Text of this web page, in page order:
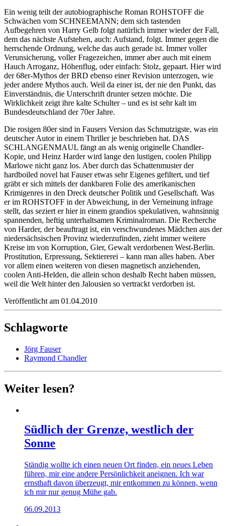
Ein wenig teilt der autobiographische Roman ROHSTOFF die
Schwächen vom SCHNEEMANN; dem sich tastenden
Aufbegehren von Harry Gelb folgt natürlich immer wieder der Fall,
dem das nächste Aufstehen, auch: Aufstand, folgt. Immer gegen die
herrschende Ordnung, welche das auch gerade ist. Immer voller
Verunsicherung, voller Fragezeichen, immer aber auch mit einem
Hauch Arroganz, Höhenflug, oder einfach: Stolz, gepaart. Hier wird
der 68er-Mythos der BRD ebenso einer Revision unterzogen, wie
jeder andere Mythos auch. Weil da einer ist, der nie den Punkt, das
Einverständnis, die Unterschrift drunter setzen möchte. Die
Wirklichkeit zeigt ihre kalte Schulter – und es ist sehr kalt im
Bundesdeutschland der 70er Jahre.
Die rosigen 80er sind in Fausers Version das Schmutzigste, was ein
deutscher Autor in einem Thriller je beschrieben hat. DAS
SCHLANGENMAUL fängt an als wenig originelle Chandler-
Kopie, und Heinz Harder wird lange den lustigen, coolen Philipp
Marlowe nicht ganz los. Aber durch das Schattenmuster der
hardboiled novel hat Fauser etwas sehr Eigenes gefiltert, und tief
gräbt er sich mittels der dankbaren Folie des amerikanischen
Krimigenres in den Dreck deutscher Politik und Gesellschaft. Was
er im ROHSTOFF in der Abweichung, in der Verneinung infrage
stellt, das seziert er hier in einem grandios spekulativen, wahnsinnig
spannenden, heftig unterhaltsamen Kriminalroman. Die Recherche
von Harder, der beauftragt ist, ein verschwundenes Mädchen aus der
niedersächsischen Provinz wiederzufinden, zieht immer weitere
Kreise im von Korruption, Gier, Gewalt verdorbenen West-Berlin.
Prostitution, Erpressung, Sektiererei – kann man alles haben. Aber
vor allem einen weiteren von diesen magnetisch anziehenden,
coolen Anti-Helden, die allein schon deshalb Recht haben müssen,
weil die Welt hinter den Jalousien so vertrackt verdorben ist.
Veröffentlicht am 01.04.2010
Schlagworte
Jörg Fauser
Raymond Chandler
Weiter lesen?
Südlich der Grenze, westlich der
Sonne
Ständig wollte ich einen neuen Ort finden, ein neues Leben
führen, mir eine andere Persönlichkeit aneignen. Ich war
ernsthaft davon überzeugt, mir entkommen zu können, wenn
ich mir nur genug Mühe gab.
06.09.2013